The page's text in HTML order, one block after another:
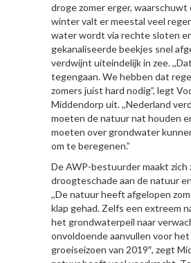
droge zomer erger, waarschuwt
winter valt er meestal veel
water wordt via rechte sloten
gekanaliseerde beekjes snel
verdwijnt uiteindelijk in zee.
tegengaan. We hebben dat
zomers juist hard nodig”, legt
Middendorp uit. ,,Nederland
moeten de natuur nat houden
moeten over grondwater
om te beregenen.”
De AWP-bestuurder maakt zich
droogteschade aan de natuur
,,De natuur heeft afgelopen
klap gehad. Zelfs een extreem
het grondwaterpeil naar
onvoldoende aanvullen voor
groeiseizoen van 2019″, zegt